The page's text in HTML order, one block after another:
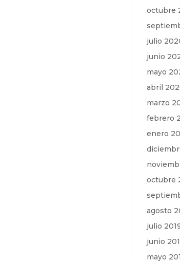
octubre
julio
junio
mayo
abril
marzo
febrero
enero
octubre
agosto
julio
junio
mayo